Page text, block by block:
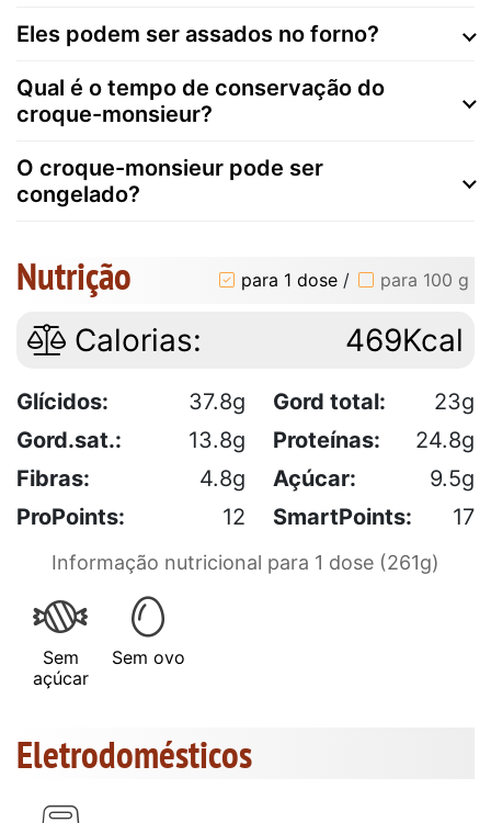
Eles podem ser assados no forno?
Qual é o tempo de conservação do
croque-monsieur?
O croque-monsieur pode ser
congelado?
Nutrição para 1 dose / para 100 g
Calorias: 469Kcal
Glícidos: 37.8g Gord total:
23g
Gord.sat.:
13.8g Proteínas:
24.8g
Fibras:
4.8g Açúcar:
9.5g
ProPoints:
12 SmartPoints: 17
Informação nutricional para 1 dose (261g)
Sem
açúcar
Sem ovo
Eletrodomésticos